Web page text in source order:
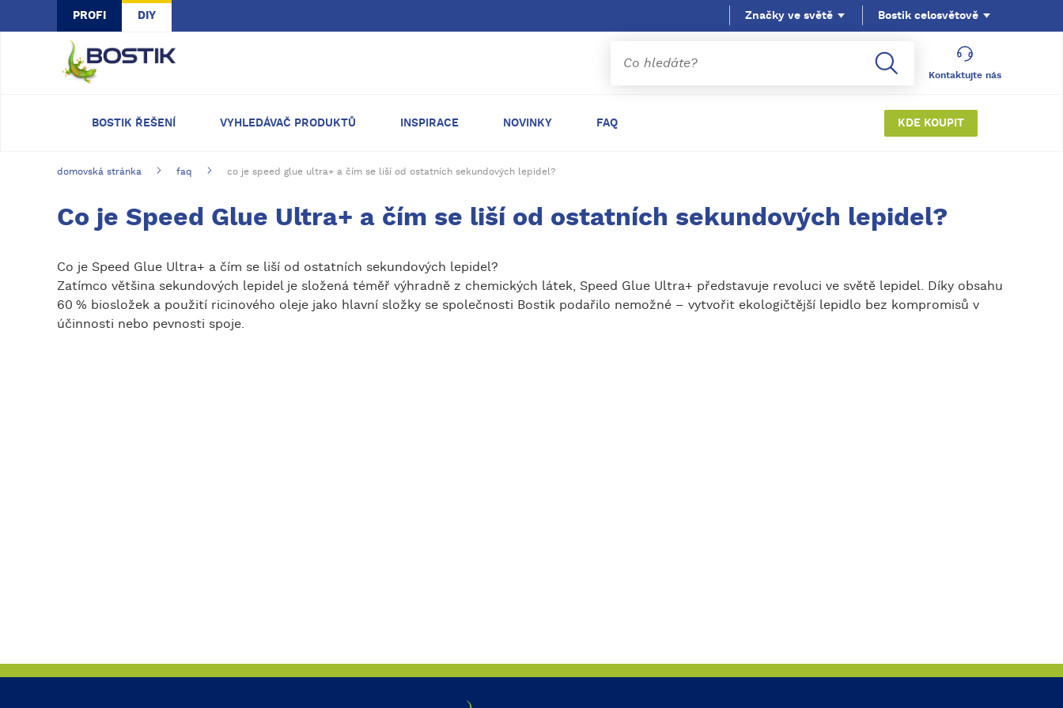
Skip to main content
PROFI DIY
Kontaktujte nás
Bostik celosvětově
BOSTIK ŘEŠENÍ VYHLEDÁVAČ PRODUKTŮ INSPIRACE NOVINKY FAQ KDE KOUPIT
Značky ve světě
domovská stránka faq co je speed glue ultra+ a čím se liší od ostatních sekundových lepidel?
Co je Speed Glue Ultra+ a čím se liší od ostatních sekundových lepidel?
Co je Speed Glue Ultra+ a čím se liší od ostatních sekundových lepidel?
Zatímco většina sekundových lepidel je složená téměř výhradně z chemických látek, Speed Glue Ultra+ představuje revoluci ve světě lepidel. Díky obsahu
60 % biosložek a použití ricinového oleje jako hlavní složky se společnosti Bostik podařilo nemožné – vytvořit ekologičtější lepidlo bez kompromisů v
účinnosti nebo pevnosti spoje.